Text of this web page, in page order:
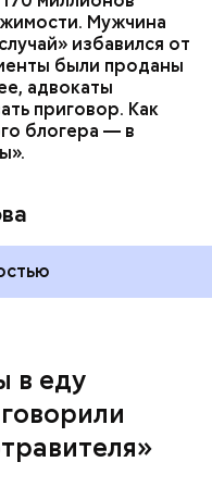
Мужчина
избавился от
были проданы
адвокаты
приговор. Как
блогера — в
в еду
потерпевших
младшая сестра.
бы сыну. Но
заявил, что ранее